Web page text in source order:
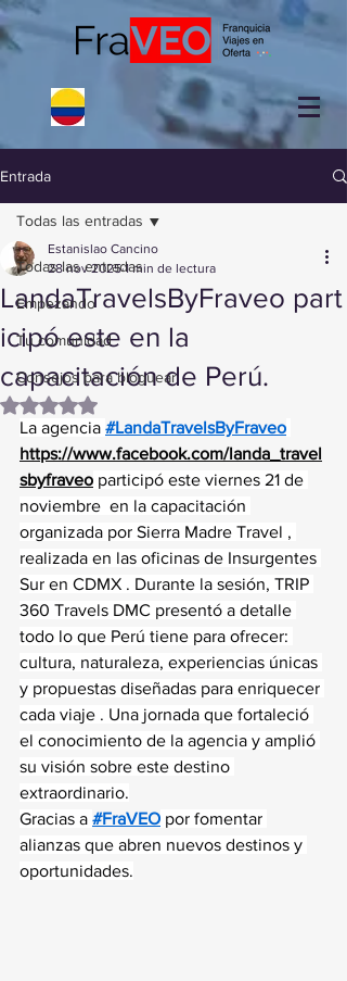
Entrada
Todas las entradas
Empezando
Tu comunidad
Consejos para bloguear
Todas las entradas
LandaTravelsByFraveo part
icipó este en la
capacitación de Perú.
Estanislao Cancino
28 nov 2025 1 min de lectura
Obtuvo NaN de 5 estrellas.
La agencia #LandaTravelsByFraveo
https://www.facebook.com/landa_travel
sbyfraveo participó este viernes 21 de
noviembre  en la capacitación
organizada por Sierra Madre Travel ,
realizada en las oficinas de Insurgentes
Sur en CDMX . Durante la sesión, TRIP
360 Travels DMC presentó a detalle
todo lo que Perú tiene para ofrecer:
cultura, naturaleza, experiencias únicas
y propuestas diseñadas para enriquecer
cada viaje . Una jornada que fortaleció
el conocimiento de la agencia y amplió
su visión sobre este destino
extraordinario.
Gracias a #FraVEO por fomentar
alianzas que abren nuevos destinos y
oportunidades.